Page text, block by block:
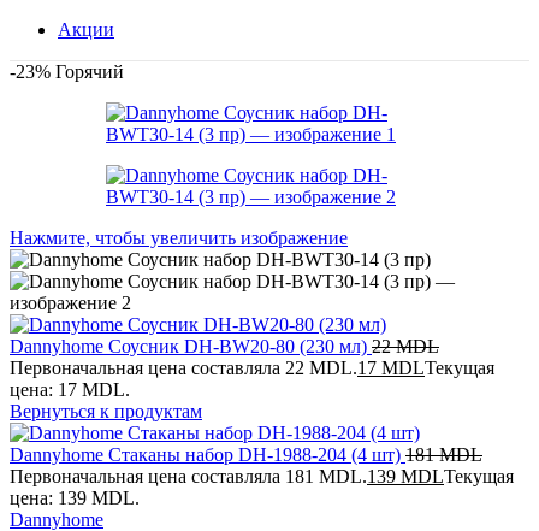
Акции
-23% Горячий
Нажмите, чтобы увеличить изображение
Dannyhome Соусник DH-BW20-80 (230 мл) 22MDL
Первоначальная цена составляла 22 MDL.17 MDLТекущая
цена: 17 MDL.
Вернуться к продуктам
Dannyhome Стаканы набор DH-1988-204 (4 шт) 181MDL
Первоначальная цена составляла 181 MDL.139 MDLТекущая
цена: 139 MDL.
Dannyhome